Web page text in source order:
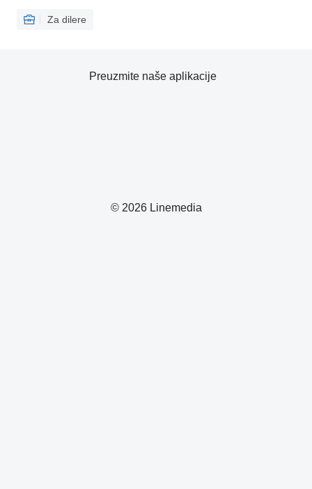
Za dilere
© 2026 Linemedia
Preuzmite naše aplikacije